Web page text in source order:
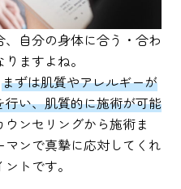
自分の身体に合う・合わ
ますよね。
まずは肌質やアレルギーが
い、肌質的に施術が可能
ウンセリングから施術ま
ンで真摯に応対してくれ
トです。